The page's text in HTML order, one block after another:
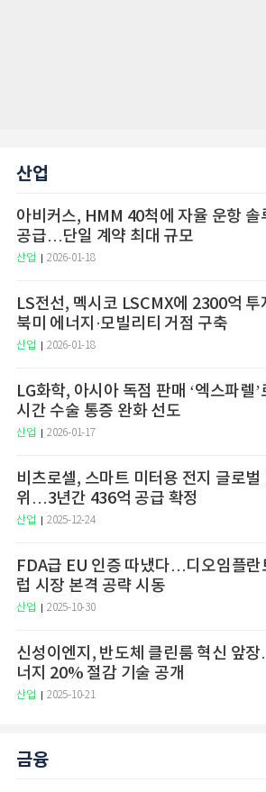
산업
아비커스, HMM 40척에 자율 운항 솔
공급…단일 계약 최대 규모
산업 2026-01-18
LS전선, 멕시코 LSCMX에 2300억 투
북미 에너지·모빌리티 거점 구축
산업 2026-01-18
LG화학, 아시아 독점 판매 ‘엑스파렐’
시간 수술 통증 완화 선도
산업 2026-01-17
비츠로셀, 스마트 미터용 전지 글로벌
위…3년간 436억 공급 확정
산업 2025-12-24
FDA급 EU 인증 따냈다…디오임플란
럽 시장 본격 공략 시동
산업 2025-10-30
신성이엔지, 반도체 클린룸 혁신 앞
너지 20% 절감 기술 공개
산업 2025-10-21
금융